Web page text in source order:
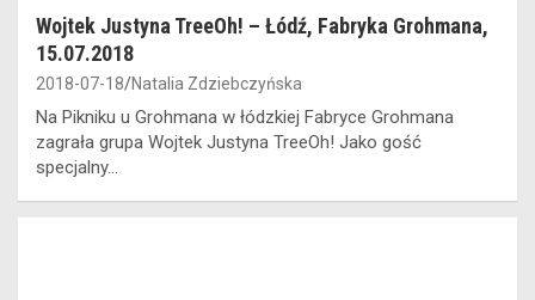
Wojtek Justyna TreeOh! – Łódź, Fabryka Grohmana,
15.07.2018
2018-07-18 Natalia Zdziebczyńska
Na Pikniku u Grohmana w łódzkiej Fabryce Grohmana
zagrała grupa Wojtek Justyna TreeOh! Jako gość
specjalny…